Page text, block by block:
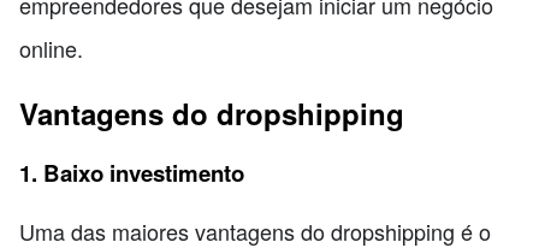
online.
Vantagens do dropshipping
1. Baixo investimento
Uma das maiores vantagens do dropshipping é o